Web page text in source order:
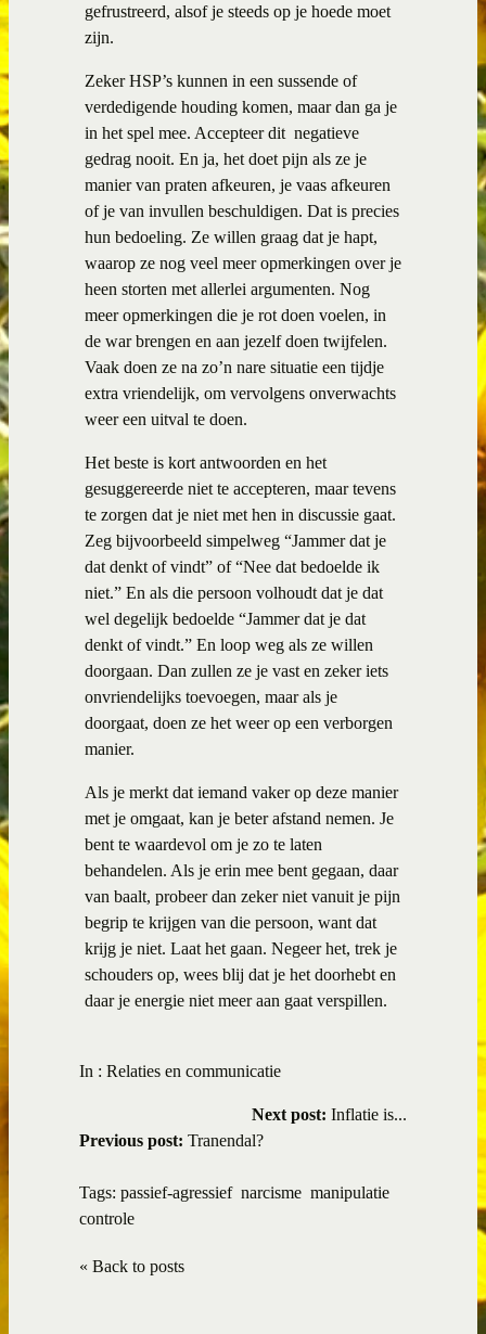
gefrustreerd, alsof je steeds op je hoede moet
zijn.
Zeker HSP’s kunnen in een sussende of
verdedigende houding komen, maar dan ga je
in het spel mee. Accepteer dit negatieve
gedrag nooit. En ja, het doet pijn als ze je
manier van praten afkeuren, je vaas afkeuren
of je van invullen beschuldigen. Dat is precies
hun bedoeling. Ze willen graag dat je hapt,
waarop ze nog veel meer opmerkingen over je
heen storten met allerlei argumenten. Nog
meer opmerkingen die je rot doen voelen, in
de war brengen en aan jezelf doen twijfelen.
Vaak doen ze na zo’n nare situatie een tijdje
extra vriendelijk, om vervolgens onverwachts
weer een uitval te doen.
Het beste is kort antwoorden en het
gesuggereerde niet te accepteren, maar tevens
te zorgen dat je niet met hen in discussie gaat.
Zeg bijvoorbeeld simpelweg “Jammer dat je
dat denkt of vindt” of “Nee dat bedoelde ik
niet.” En als die persoon volhoudt dat je dat
wel degelijk bedoelde “Jammer dat je dat
denkt of vindt.” En loop weg als ze willen
doorgaan. Dan zullen ze je vast en zeker iets
onvriendelijks toevoegen, maar als je
doorgaat, doen ze het weer op een verborgen
manier.
Als je merkt dat iemand vaker op deze manier
met je omgaat, kan je beter afstand nemen. Je
bent te waardevol om je zo te laten
behandelen. Als je erin mee bent gegaan, daar
van baalt, probeer dan zeker niet vanuit je pijn
begrip te krijgen van die persoon, want dat
krijg je niet. Laat het gaan. Negeer het, trek je
schouders op, wees blij dat je het doorhebt en
daar je energie niet meer aan gaat verspillen.
In : Relaties en communicatie
Next post: Inflatie is...
Previous post: Tranendal?
Tags: passief-agressief narcisme manipulatie
controle
« Back to posts